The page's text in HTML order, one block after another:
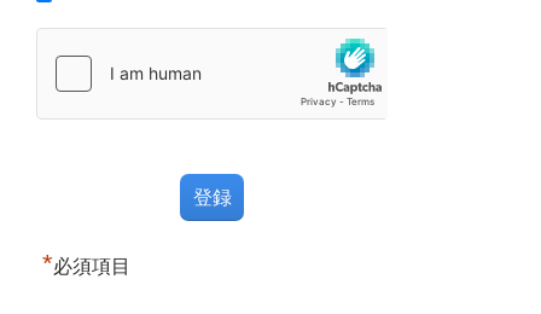
*必須項目